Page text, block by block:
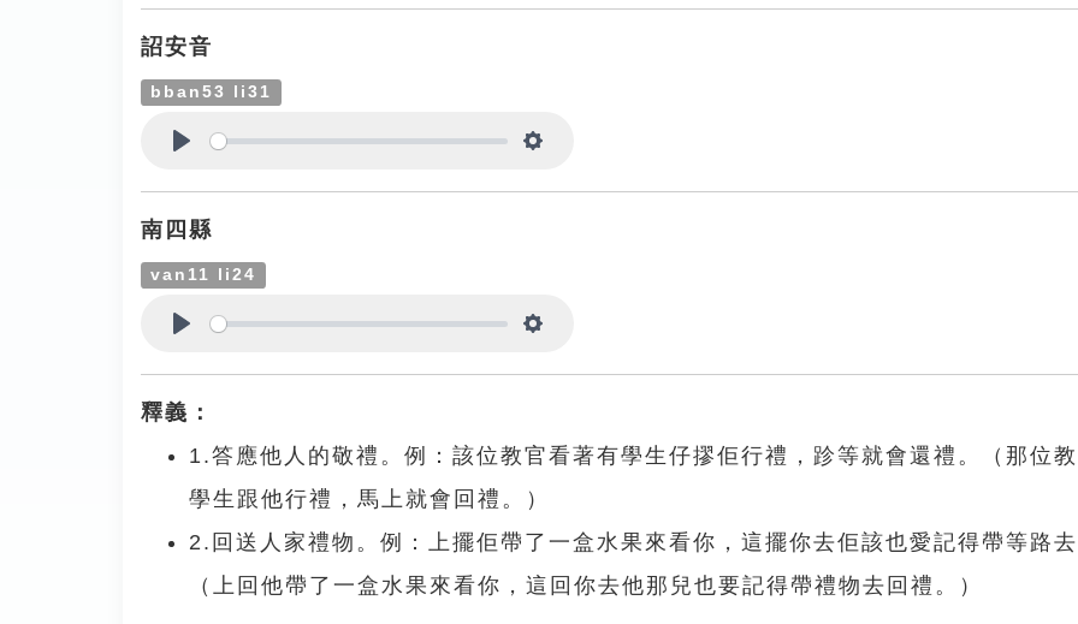
詔安音
bban53 li31
南四縣
van11 li24
釋義：
1.答應他人的敬禮。例：該位教官看著有學生仔摎佢行禮，跈等就會還禮。（那位
學生跟他行禮，馬上就會回禮。）
2.回送人家禮物。例：上擺佢帶了一盒水果來看你，這擺你去佢該也愛記得帶等路
（上回他帶了一盒水果來看你，這回你去他那兒也要記得帶禮物去回禮。）